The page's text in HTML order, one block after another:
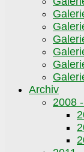
Archiv
2008